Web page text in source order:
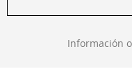
Información